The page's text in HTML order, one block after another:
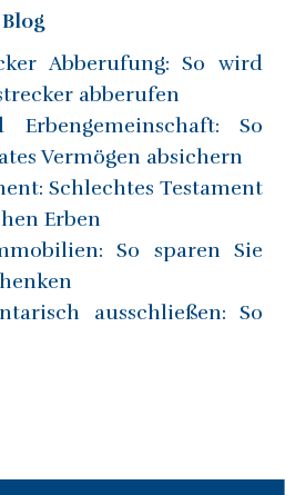
Abberufung: So wird
abberufen
Erbengemeinschaft: So
Vermögen absichern
Schlechtes Testament
Erben
So sparen Sie
ausschließen: So